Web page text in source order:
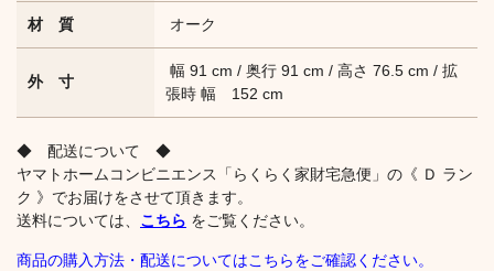
材 質 オーク
外 寸
幅 91 cm / 奥行 91 cm / 高さ 76.5 cm / 拡
張時 幅 152 cm
◆ 配送について ◆
ヤマトホームコンビニエンス「らくらく家財宅急便」の《 Ｄ ラン
ク 》でお届けをさせて頂きます。
送料については、 こちら をご覧ください。
商品の購入方法・配送についてはこちらをご確認ください。